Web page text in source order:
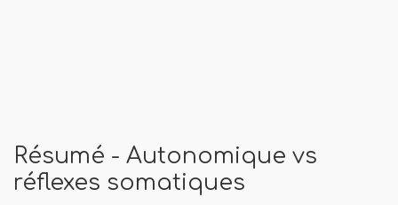
Résumé - Autonomique vs
réflexes somatiques